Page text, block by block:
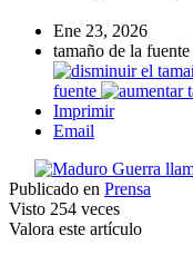
Ene 23, 2026
tamaño de la fuente
fuente
Imprimir
Email
Publicado en Prensa
Visto 254 veces
Valora este artículo